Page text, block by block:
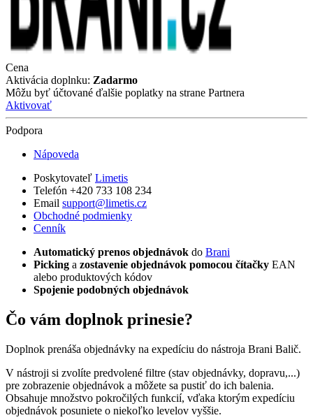
Cena
Aktivácia doplnku: Zadarmo
Môžu byť účtované ďalšie poplatky na strane Partnera
Aktivovať
Podpora
Nápoveda
Poskytovateľ Limetis
Telefón +420 733 108 234
Email support@limetis.cz
Obchodné podmienky
Cenník
Automatický prenos objednávok do Brani
Picking a zostavenie objednávok pomocou čítačky EAN
alebo produktových kódov
Spojenie podobných objednávok
Čo vám doplnok prinesie?
Doplnok prenáša objednávky na expedíciu do nástroja Brani Balič.
V nástroji si zvolíte predvolené filtre (stav objednávky, dopravu,...)
pre zobrazenie objednávok a môžete sa pustiť do ich balenia.
Obsahuje množstvo pokročilých funkcií, vďaka ktorým expedíciu
objednávok posuniete o niekoľko levelov vyššie.